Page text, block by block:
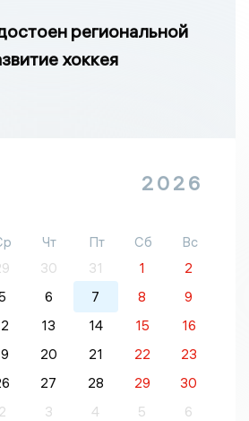
региональной
хоккея
2026
Чт Пт Сб
Вс
30 31 1
2
6 7 8
9
13 14 15
16
20 21 22
23
27 28 29
30
2 3 4 5 6